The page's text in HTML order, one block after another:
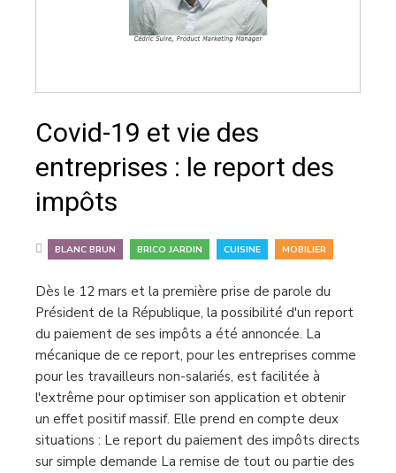
Covid-19 et vie des
entreprises : le report des
impôts
BLANC BRUN BRICO JARDIN CUISINE MOBILIER
Dès le 12 mars et la première prise de parole du
Président de la République, la possibilité d'un report
du paiement de ses impôts a été annoncée. La
mécanique de ce report, pour les entreprises comme
pour les travailleurs non-salariés, est facilitée à
l'extrême pour optimiser son application et obtenir
un effet positif massif. Elle prend en compte deux
situations : Le report du paiement des impôts directs
sur simple demande La remise de tout ou partie des